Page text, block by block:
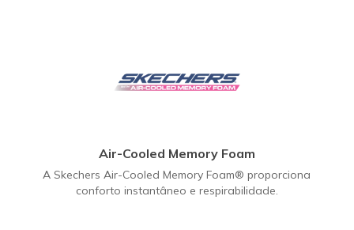
Air-Cooled Memory Foam
A Skechers Air-Cooled Memory Foam® proporciona
conforto instantâneo e respirabilidade.